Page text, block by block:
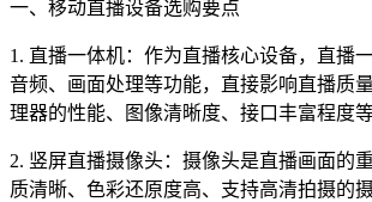
一、移动直播设备选购要点
1. 直播一体机：作为直播核心设备，直播
音频、画面处理等功能，直接影响直播质
理器的性能、图像清晰度、接口丰富程度等
2. 竖屏直播摄像头：摄像头是直播画面的
质清晰、色彩还原度高、支持高清拍摄的摄